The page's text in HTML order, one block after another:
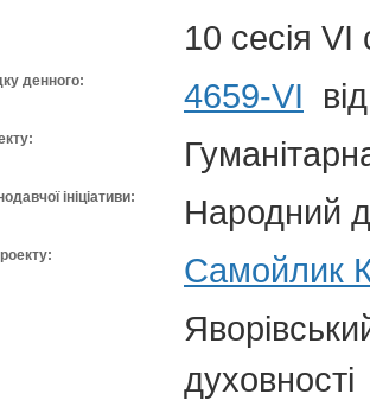
10 сесія VI
денного: 4659-VI
ініціативи: Народний
Самойлик
духовності